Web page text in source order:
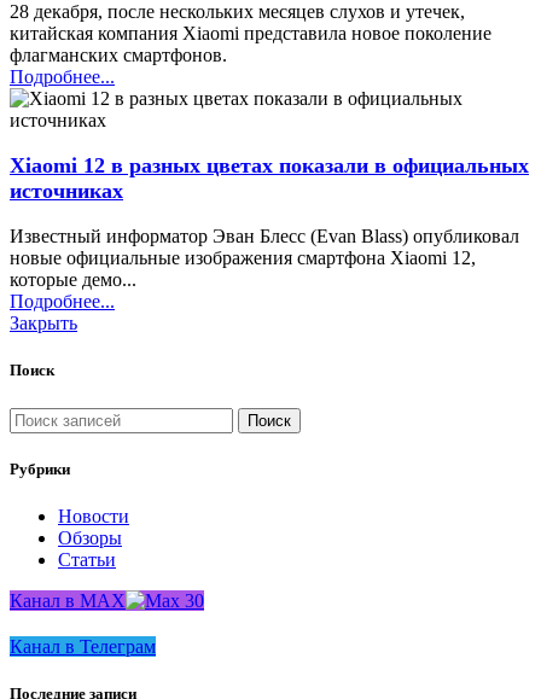
28 декабря, после нескольких месяцев слухов и утечек,
китайская компания Xiaomi представила новое поколение
флагманских смартфонов.
Подробнее...
Xiaomi 12 в разных цветах показали в официальных
источниках
Известный информатор Эван Блесс (Evan Blass) опубликовал
новые официальные изображения смартфона Xiaomi 12,
которые демо...
Подробнее...
Закрыть
Поиск
Поиск
Рубрики
Новости
Обзоры
Статьи
Канал в MAX
Канал в Телеграм
Последние записи